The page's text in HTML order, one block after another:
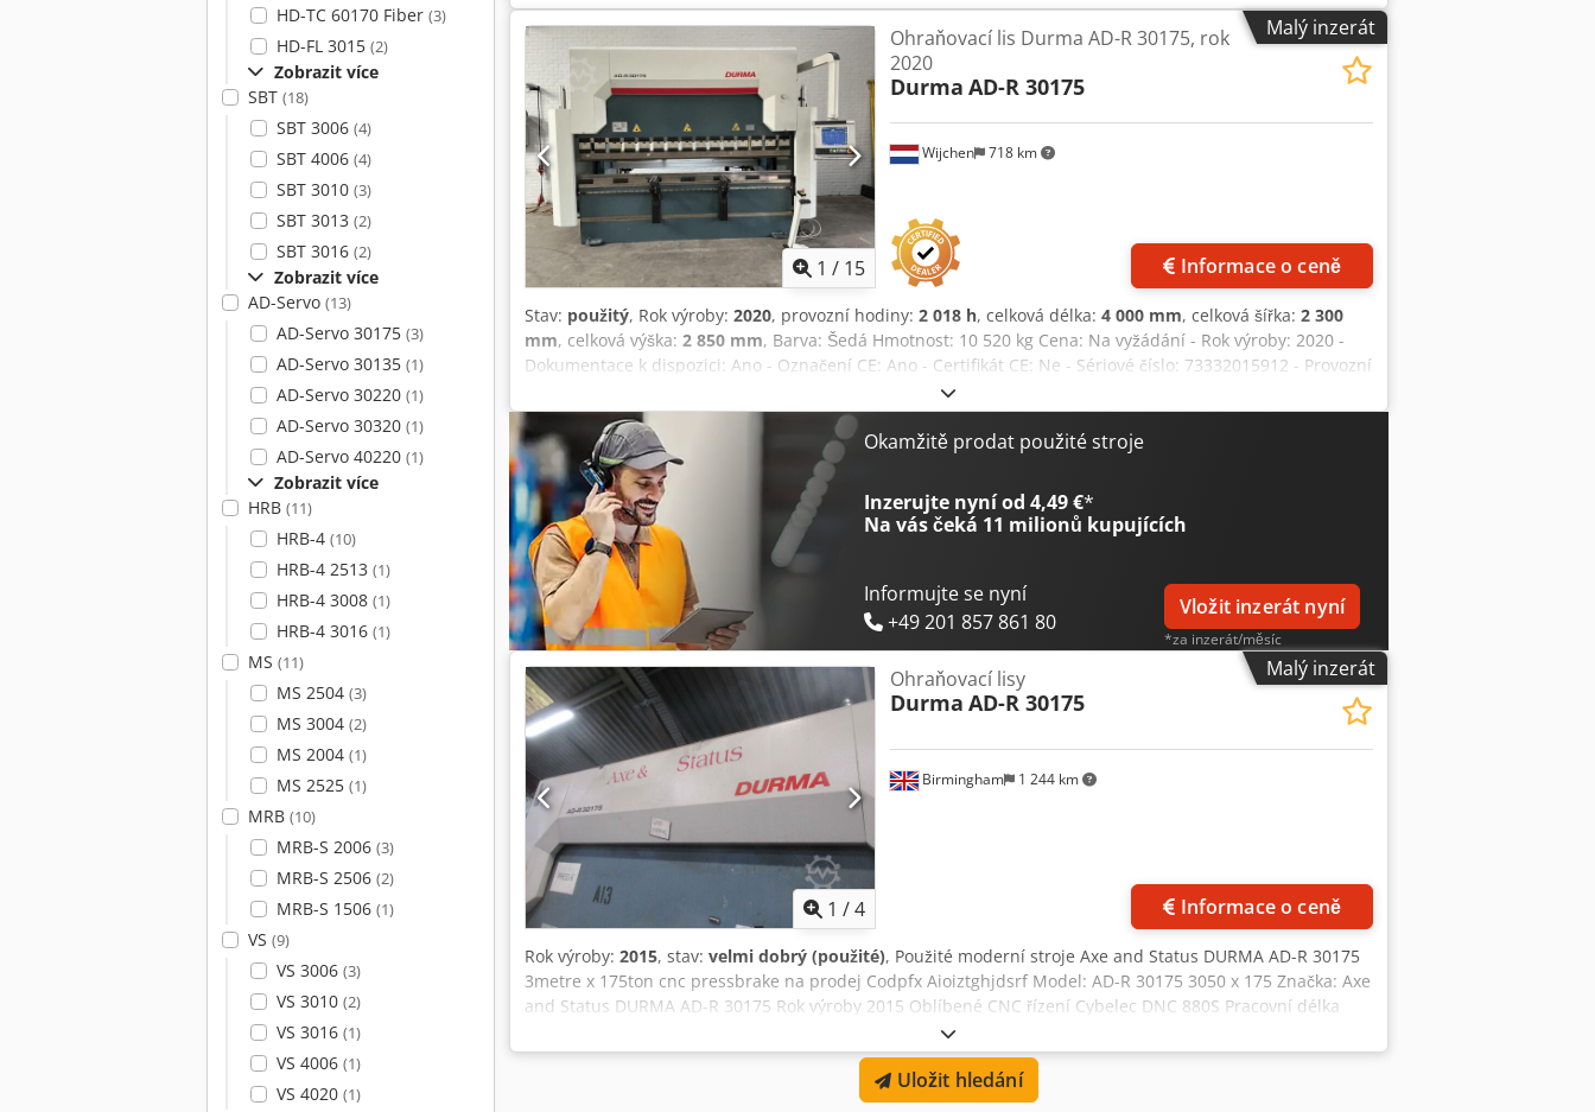
HD-TC 60170 Fiber (3)
HD-FL 3015 (2)
Zobrazit více
SBT (18)
SBT 3006 (4)
SBT 4006 (4)
SBT 3010 (3)
SBT 3013 (2)
SBT 3016 (2)
Zobrazit více
AD-Servo (13)
AD-Servo 30175 (3)
AD-Servo 30135 (1)
AD-Servo 30220 (1)
AD-Servo 30320 (1)
AD-Servo 40220 (1)
Zobrazit více
HRB (11)
HRB-4 (10)
HRB-4 2513 (1)
HRB-4 3008 (1)
HRB-4 3016 (1)
MS (11)
MS 2504 (3)
MS 3004 (2)
MS 2004 (1)
MS 2525 (1)
MRB (10)
MRB-S 2006 (3)
MRB-S 2506 (2)
MRB-S 1506 (1)
VS (9)
VS 3006 (3)
VS 3010 (2)
VS 3016 (1)
VS 4006 (1)
VS 4020 (1)
Malý inzerát
1 / 15
Wijchen 718 km
Ohraňovací lis Durma AD-R 30175, rok
2020
Durma AD-R 30175
Informace o ceně
Stav: použitý, Rok výroby: 2020, provozní hodiny: 2 018 h, celková délka: 4 000 mm, celková šířka: 2 300
mm, celková výška: 2 850 mm, Barva: Šedá Hmotnost: 10 520 kg Cena: Na vyžádání - Rok výroby: 2020 -
Dokumentace k dispozici: Ano - Označení CE: Ano - Certifikát CE: Ne - Sériové číslo: 73332015912 - Provozní
hodiny: 2018 - Řízení: CNC - Výkon [kW]: 18,5 - Lisovací síla [t]: 175 - Max. pracovní šířka [mm]: 3100 -
Vzdálenost mezi stojany [mm]: 2500 - Hloubka zadního dorazu [mm]: 600 - Max. zdvih [mm]: 195 - Nářadí
v ceně: Ano - Transportní rozměry: 4000mm x 2300mm x 2850mm (d x š x v) - Transportní hmotnost [kg]:
10520kg - Počet transportních balíků: 1 Crsdpfjyypfisx Aidsf Finanční informace DPH: Uvedená cena je bez
DPH DPH/režim rozdílu: DPH odpočitatelné pro podnikatele Doprava a výkup kdykoliv možné pro veškerou
průmyslovou techniku Lukas van Rossum
Okamžitě prodat použité stroje
Inzerujte nyní od 4,49 €*
Na vás čeká 11 milionů kupujících
Informujte se nyní
+49 201 857 861 80
Vložit inzerát nyní
*za inzerát/měsíc
Malý inzerát
1 /4
Birmingham 1 244 km
Ohraňovací lisy
Durma AD-R 30175
Informace o ceně
Rok výroby: 2015, stav: velmi dobrý (použité), Použité moderní stroje Axe and Status DURMA AD-R 30175
3metre x 175ton cnc pressbrake na prodej Codpfx Aioiztghjdsrf Model: AD-R 30175 3050 x 175 Značka: Axe
and Status DURMA AD-R 30175 Rok výroby 2015 Oblíbené CNC řízení Cybelec DNC 880S Pracovní délka
mm: 3100mm / 3metry Maximální lisovací síla kN: 1750 / 175tun Dvouosé zpětné měřidlo - osa R a osa X
Celkem 4 osy Maximální zdvih mm: 265 Korunkový systém Wila Upínání nástrojů Euro tooling Hmotnost kg
Uložit hledání